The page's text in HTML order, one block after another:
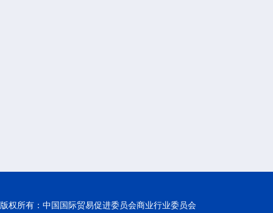
版权所有： 中国国际贸易促进委员会商业行业委员会